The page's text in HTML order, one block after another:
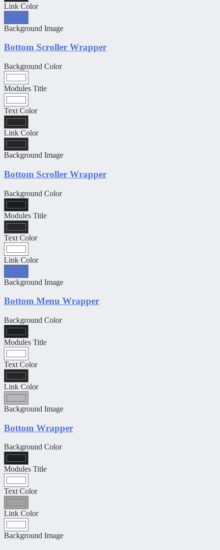
Link Color
Background Image
Bottom Scroller Wrapper
Background Color
Modules Title
Text Color
Link Color
Background Image
Bottom Scroller Wrapper
Background Color
Modules Title
Text Color
Link Color
Background Image
Bottom Menu Wrapper
Background Color
Modules Title
Text Color
Link Color
Background Image
Bottom Wrapper
Background Color
Modules Title
Text Color
Link Color
Background Image